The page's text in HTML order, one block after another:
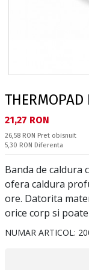
THERMOPAD
Текуща цена:
21,27 RON
Pret obisnuit:
26,58 RON Pret obisnuit
Спестявате:
5,30 RON Diferenta
Banda de caldura
ofera caldura
ore. Datorita
orice corp si
NUMAR ARTICOL: